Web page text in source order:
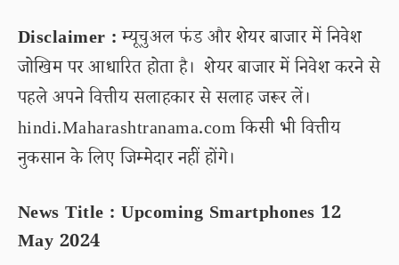
Disclaimer :म्यूचुअल फंड और शेयर बाजार में निवेश
जोखिम पर आधारित होता है। शेयर बाजार में निवेश करने से
पहले अपने वित्तीय सलाहकार से सलाह जरूर लें।
hindi.Maharashtranama.com किसी भी वित्तीय
नुकसान के लिए जिम्मेदार नहीं होंगे।
News Title : Upcoming Smartphones 12
May 2024